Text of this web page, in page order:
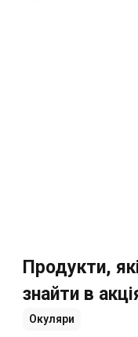
Продукти,
знайти в
Окуляри